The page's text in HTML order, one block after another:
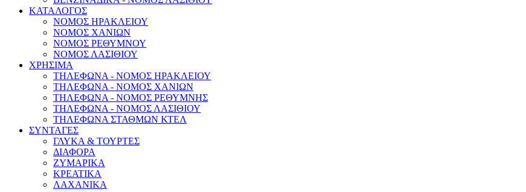
ΚΑΤΑΛΟΓΟΣ
ΝΟΜΟΣ ΗΡΑΚΛΕΙΟΥ
ΝΟΜΟΣ ΧΑΝΙΩΝ
ΝΟΜΟΣ ΡΕΘΥΜΝΟΥ
ΝΟΜΟΣ ΛΑΣΙΘΙΟΥ
ΧΡΗΣΙΜΑ
ΤΗΛΕΦΩΝΑ - ΝΟΜΟΣ ΗΡΑΚΛΕΙΟΥ
ΤΗΛΕΦΩΝΑ - ΝΟΜΟΣ ΧΑΝΙΩΝ
ΤΗΛΕΦΩΝΑ - ΝΟΜΟΣ ΡΕΘΥΜΝΗΣ
ΤΗΛΕΦΩΝΑ - ΝΟΜΟΣ ΛΑΣΙΘΙΟΥ
ΤΗΛΕΦΩΝΑ ΣΤΑΘΜΩΝ ΚΤΕΛ
ΣΥΝΤΑΓΕΣ
ΓΛΥΚΑ & ΤΟΥΡΤΕΣ
ΔΙΑΦΟΡΑ
ΖΥΜΑΡΙΚΑ
ΚΡΕΑΤΙΚΑ
ΛΑΧΑΝΙΚΑ